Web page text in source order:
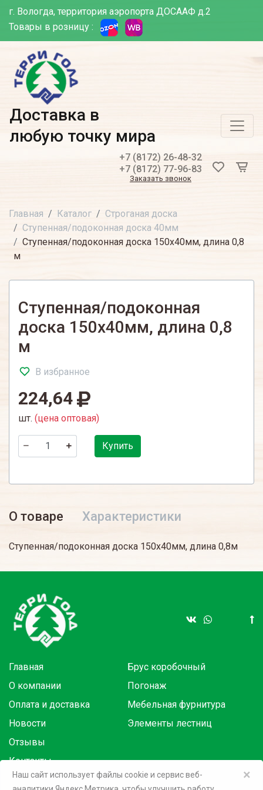
г. Вологда, территория аэропорта ДОСААФ д.2
Товары в розницу :
Доставка в
любую точку мира
+7 (8172) 26-48-32
+7 (8172) 77-96-83
Заказать звонок
Главная Каталог
Строганая доска
Ступенная/подоконная доска 40мм
Ступенная/подоконная доска 150х40мм, длина 0,8
м
Ступенная/подоконная
доска 150х40мм, длина 0,8
м
В избранное
224,64
шт. (цена оптовая)
Купить
О товаре Характеристики
Ступенная/подоконная доска 150х40мм, длина 0,8м
Главная
О компании
Оплата и доставка
Новости
Отзывы
Контакты
Брус коробочный
Погонаж
Мебельная фурнитура
Элементы лестниц
×
Наш сайт использует файлы cookie и сервис веб-